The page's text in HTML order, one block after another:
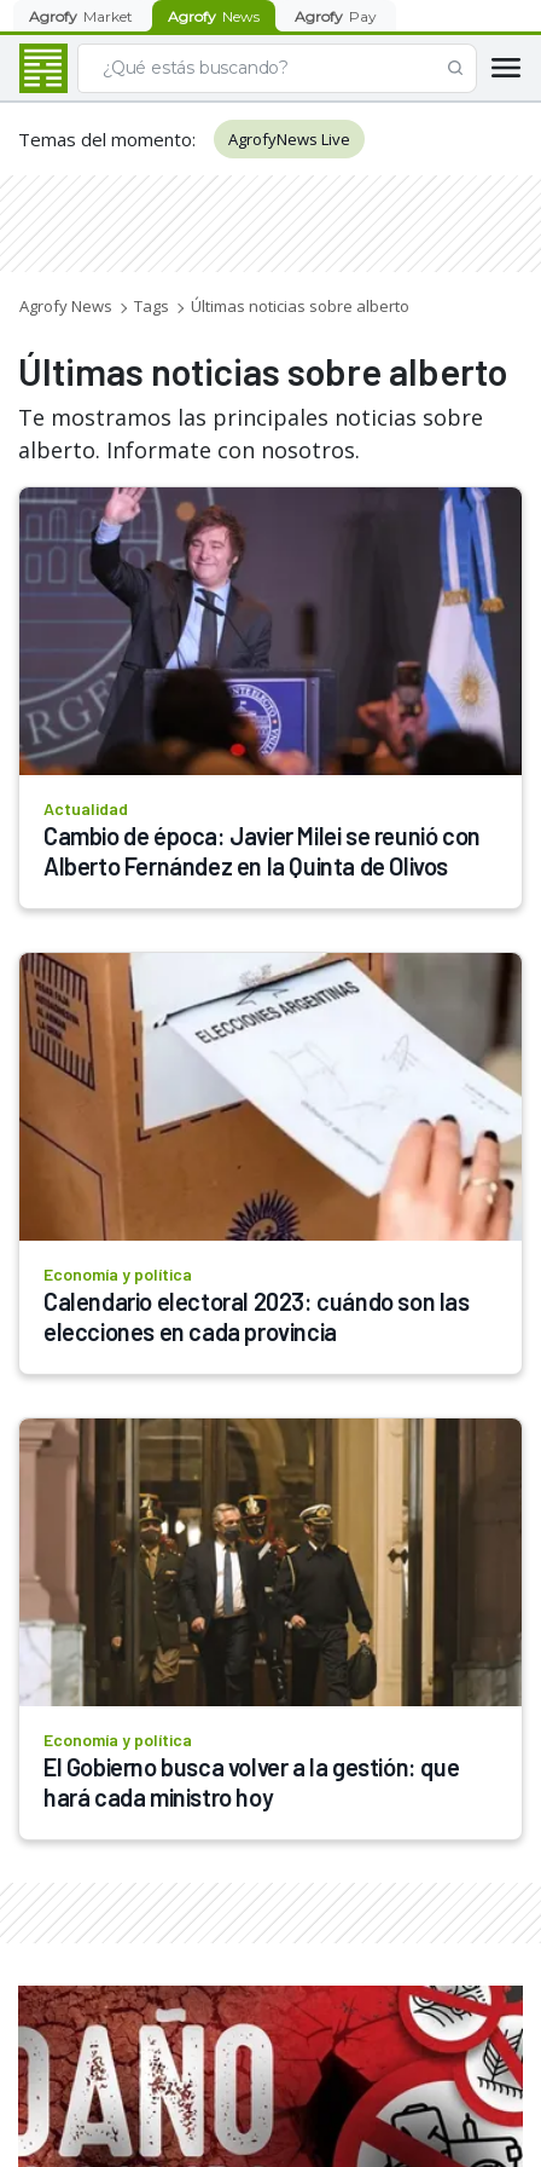
Agrofy Market Agrofy News Agrofy Pay
Temas del momento: AgrofyNews Live
Agrofy News Tags Últimas noticias sobre alberto
Últimas noticias sobre alberto
Te mostramos las principales noticias sobre
alberto. Informate con nosotros.
Actualidad
Cambio de época: Javier Milei se reunió con
Economía y política
Calendario electoral 2023: cuándo son las
elecciones en cada provincia
Economía y política
El Gobierno busca volver a la gestión: que
hará cada ministro hoy